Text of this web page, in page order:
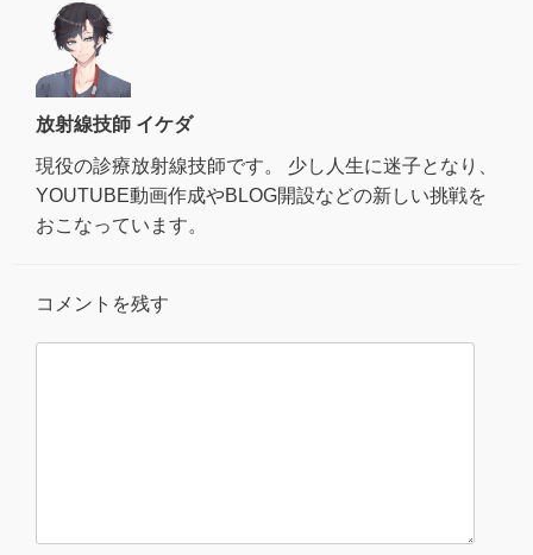
放射線技師 イケダ
現役の診療放射線技師です。 少し人生に迷子となり、
YOUTUBE動画作成やBLOG開設などの新しい挑戦を
おこなっています。
コメントを残す